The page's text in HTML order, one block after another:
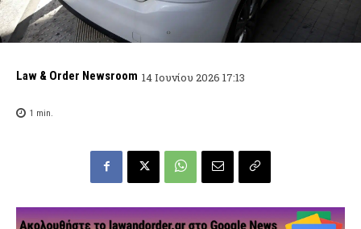
Law & Order Newsroom 14 Ιουνίου 2026 17:13
1 min.